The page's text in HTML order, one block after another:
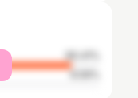
90.41%
9.59%